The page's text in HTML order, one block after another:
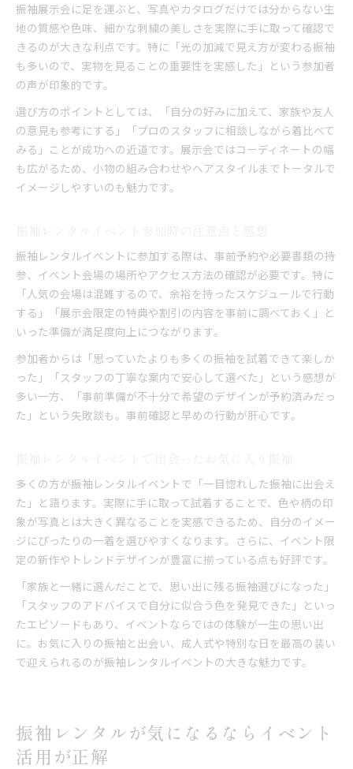
振袖展示会に足を運ぶと、写真やカタログだけでは分からない生
地の質感や色味、細かな刺繍の美しさを実際に手に取って確認で
きるのが大きな利点です。特に「光の加減で見え方が変わる振袖
も多いので、実物を見ることの重要性を実感した」という参加者
の声が印象的です。
選び方のポイントとしては、「自分の好みに加えて、家族や友人
の意見も参考にする」「プロのスタッフに相談しながら着比べて
みる」ことが成功への近道です。展示会ではコーディネートの幅
も広がるため、小物の組み合わせやヘアスタイルまでトータルで
イメージしやすいのも魅力です。
振袖レンタルイベントに参加する際は、事前予約や必要書類の持
参、イベント会場の場所やアクセス方法の確認が必要です。特に
「人気の会場は混雑するので、余裕を持ったスケジュールで行動
する」「展示会限定の特典や割引の内容を事前に調べておく」と
いった準備が満足度向上につながります。
参加者からは「思っていたよりも多くの振袖を試着できて楽しか
った」「スタッフの丁寧な案内で安心して選べた」という感想が
多い一方、「事前準備が不十分で希望のデザインが予約済みだっ
た」という失敗談も。事前確認と早めの行動が肝心です。
多くの方が振袖レンタルイベントで「一目惚れした振袖に出会え
た」と語ります。実際に手に取って試着することで、色や柄の印
象が写真とは大きく異なることを実感できるため、自分のイメー
ジにぴったりの一着を選びやすくなります。さらに、イベント限
定の新作やトレンドデザインが豊富に揃っている点も好評です。
「家族と一緒に選んだことで、思い出に残る振袖選びになった」
「スタッフのアドバイスで自分に似合う色を発見できた」といっ
たエピソードもあり、イベントならではの体験が一生の思い出
に。お気に入りの振袖と出会い、成人式や特別な日を最高の装い
で迎えられるのが振袖レンタルイベントの大きな魅力です。
振袖レンタルが気になるならイベント
活用が正解